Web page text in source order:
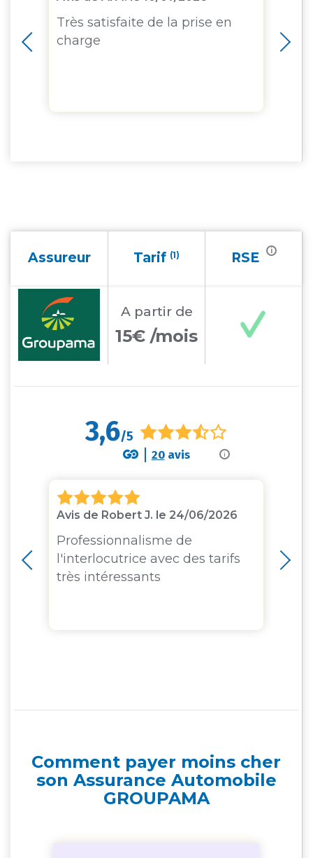
Très satisfaite de la prise en
charge
Assureur Tarif (1) RSE i
A partir de
15€ /mois
i
3,6/5
20avis
Avis de Robert J. le 24/06/2026
Professionnalisme de
l'interlocutrice avec des tarifs
très intéressants
Comment payer moins cher
son Assurance Automobile
GROUPAMA